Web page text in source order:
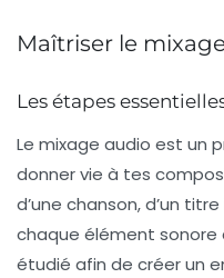
Maîtriser le
Les étapes
Le mixage audio est un
donner vie à tes
d’une chanson, d’un
chaque élément
étudié afin de créer un